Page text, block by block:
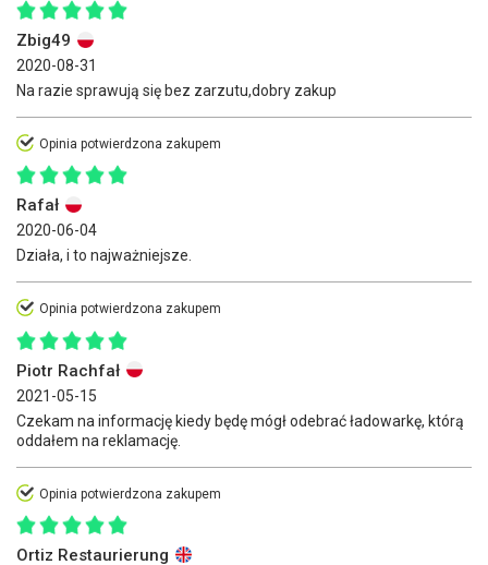
Zbig49
2020-08-31
Na razie sprawują się bez zarzutu,dobry zakup
Opinia potwierdzona zakupem
Rafał
2020-06-04
Działa, i to najważniejsze.
Opinia potwierdzona zakupem
Piotr Rachfał
2021-05-15
Czekam na informację kiedy będę mógł odebrać ładowarkę, którą
oddałem na reklamację.
Opinia potwierdzona zakupem
Ortiz Restaurierung